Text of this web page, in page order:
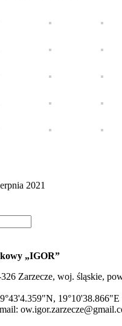
2021
„IGOR”
Zarzecze, woj. śląskie,
19°10'38.866"E